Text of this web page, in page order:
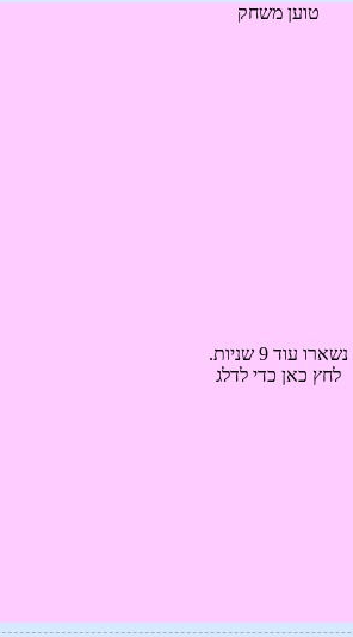
טוען משחק
נשארו עוד 8 שניות.
לחץ כאן כדי לדלג